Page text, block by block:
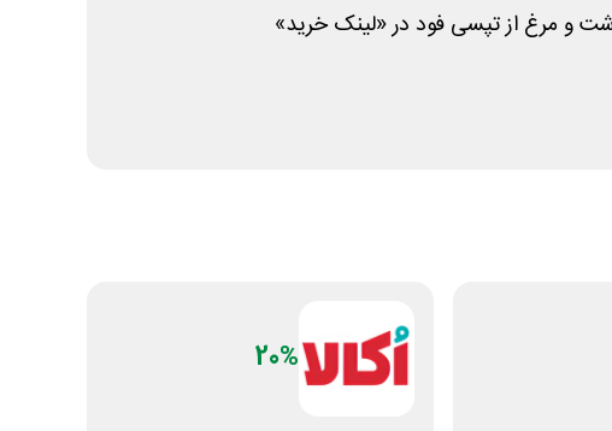
و مرغ از تپسی فود در «لینک خرید»
20%